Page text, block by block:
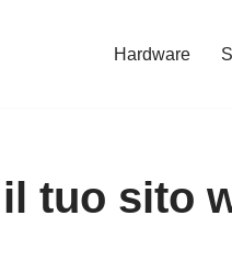
Hardware
tuo sito